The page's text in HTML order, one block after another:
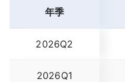
年季
2026Q2
2026Q1